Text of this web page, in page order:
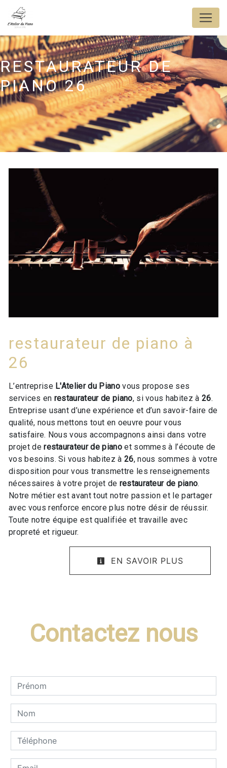
RESTAURATEUR DE
PIANO 26
restaurateur de piano à
26
L’entreprise L'Atelier du Pianovous propose ses
services en restaurateur de piano, si vous habitez à 26.
Entreprise usant d’une expérience et d’un savoir-faire de
qualité, nous mettons tout en oeuvre pour vous
satisfaire. Nous vous accompagnons ainsi dans votre
projet derestaurateur de pianoet sommes à l’écoute de
vos besoins. Si vous habitez à 26, nous sommes à votre
disposition pour vous transmettre les renseignements
nécessaires à votre projet de restaurateur de piano.
Notre métier est avant tout notre passion et le partager
avec vous renforce encore plus notre désir de réussir.
Toute notre équipe est qualifiée et travaille avec
propreté et rigueur.
EN SAVOIR PLUS
Contactez nous
Panneau de gestion des cookies